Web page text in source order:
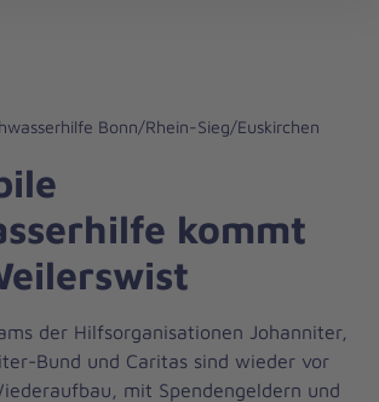
Bonn/Rhein-Sieg/Euskirchen
kommt
der Hilfsorganisationen Johanniter,
Bund und Caritas sind wieder vor
mit Spendengeldern und